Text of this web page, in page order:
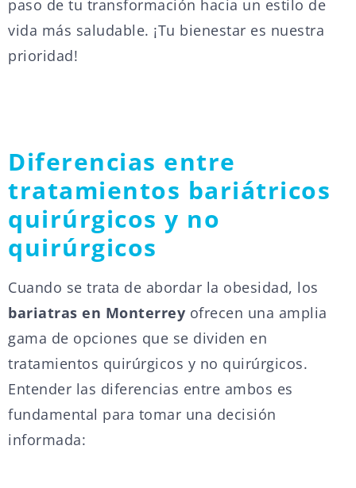
paso de tu transformación hacia un estilo de
vida más saludable. ¡Tu bienestar es nuestra
prioridad!
Diferencias entre
tratamientos bariátricos
quirúrgicos y no
quirúrgicos
Cuando se trata de abordar la obesidad, los
bariatras en Monterrey ofrecen una amplia
gama de opciones que se dividen en
tratamientos quirúrgicos y no quirúrgicos.
Entender las diferencias entre ambos es
fundamental para tomar una decisión
informada: